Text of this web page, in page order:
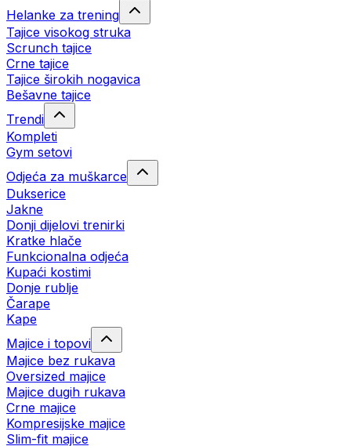
Helanke za trening
Tajice visokog struka
Scrunch tajice
Crne tajice
Tajice širokih nogavica
Bešavne tajice
Trendi
Kompleti
Gym setovi
Odjeća za muškarce
Dukserice
Jakne
Donji dijelovi trenirki
Kratke hlače
Funkcionalna odjeća
Kupaći kostimi
Donje rublje
Čarape
Kape
Majice i topovi
Majice bez rukava
Oversized majice
Majice dugih rukava
Crne majice
Kompresijske majice
Slim-fit majice